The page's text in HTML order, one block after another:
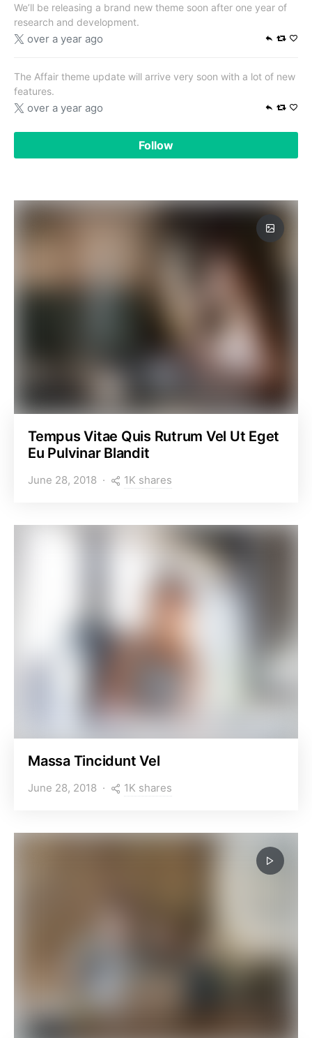
We’ll be releasing a brand new theme soon after one year of
research and development.
over a year ago
The Affair theme update will arrive very soon with a lot of new
features.
over a year ago
Follow
Tempus Vitae Quis Rutrum Vel Ut Eget
Eu Pulvinar Blandit
June 28, 2018 1K shares
Massa Tincidunt Vel
June 28, 2018 1K shares